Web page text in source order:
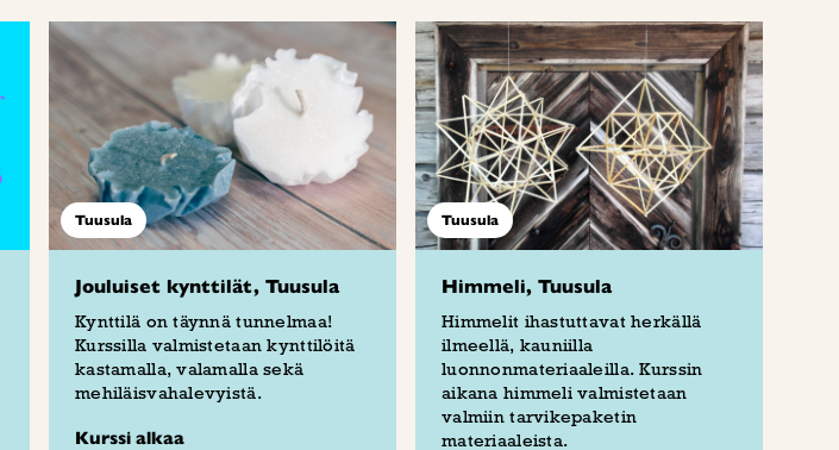
Tuusula
Jouluiset kynttilät, Tuusula
Kynttilä on täynnä tunnelmaa!
Kurssilla valmistetaan kynttilöitä
kastamalla, valamalla sekä
mehiläisvahalevyistä.
Kurssi alkaa
Tuusula
Himmeli, Tuusula
Himmelit ihastuttavat herkällä
ilmeellä, kauniilla
luonnonmateriaaleilla. Kurssin
aikana himmeli valmistetaan
valmiin tarvikepaketin
materiaaleista.